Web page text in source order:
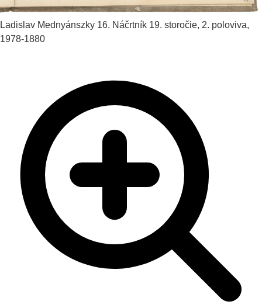
Ladislav Mednyánszky 16. Náčrtník 19. storočie, 2. poloviva,
1978-1880